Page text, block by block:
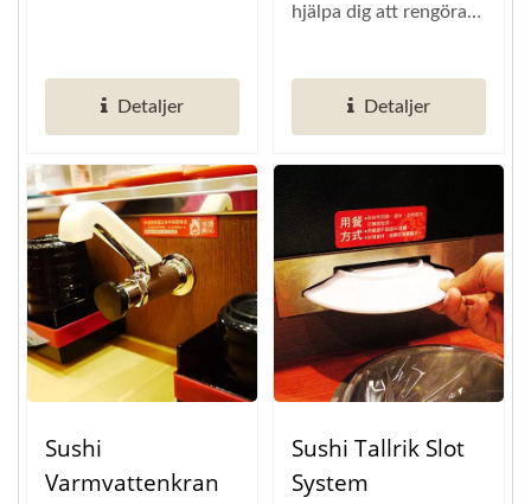
Detaljer
hjälpa dig att rengöra
använda...
Detaljer
Sushi
Varmvattenkran
Sushi Tallrik Slot
System